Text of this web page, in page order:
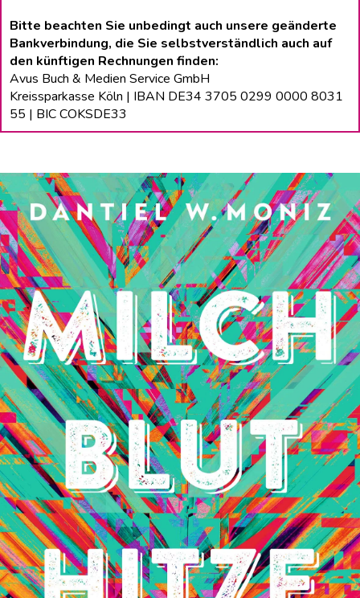
Bitte beachten Sie unbedingt auch unsere geänderte
Bankverbindung, die Sie selbstverständlich auch auf
den künftigen Rechnungen finden:
Avus Buch & Medien Service GmbH
Kreissparkasse Köln | IBAN DE34 3705 0299 0000 8031
55 | BIC COKSDE33